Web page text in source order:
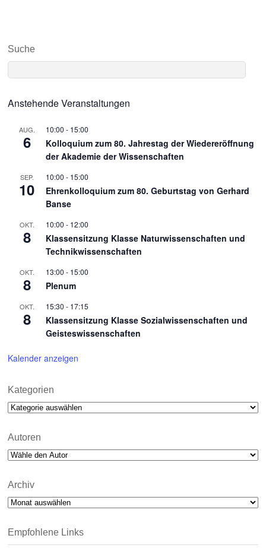
Suche
Anstehende Veranstaltungen
AUG.
6
10:00 - 15:00
Kolloquium zum 80. Jahrestag der Wiedereröffnung
der Akademie der Wissenschaften
SEP.
10
10:00 - 15:00
Ehrenkolloquium zum 80. Geburtstag von Gerhard
Banse
OKT.
8
10:00 - 12:00
Klassensitzung Klasse Naturwissenschaften und
Technikwissenschaften
OKT.
8
13:00 - 15:00
Plenum
OKT.
8
15:30 - 17:15
Klassensitzung Klasse Sozialwissenschaften und
Geisteswissenschaften
Kalender anzeigen
Kategorien
Kategorien
Autoren
Archiv
Archiv
Empfohlene Links